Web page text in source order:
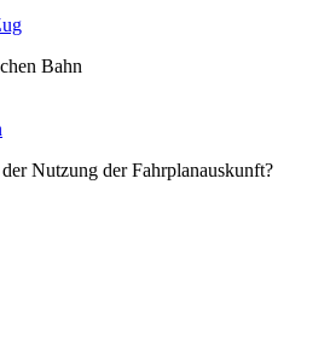
Bahn
Nutzung der Fahrplanauskunft?